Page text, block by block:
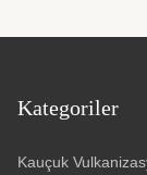
Kategoriler
Kauçuk